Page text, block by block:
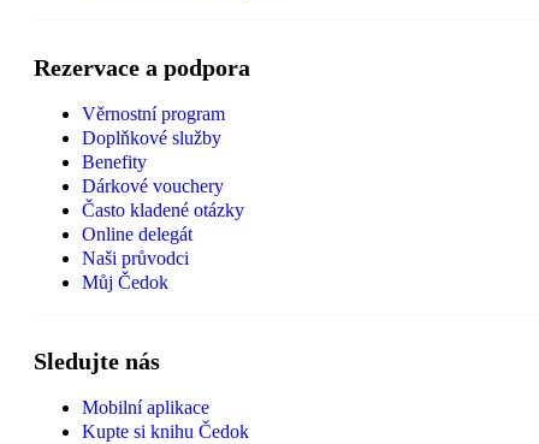
Rezervace a podpora
Věrnostní program
Doplňkové služby
Benefity
Dárkové vouchery
Často kladené otázky
Online delegát
Naši průvodci
Můj Čedok
Sledujte nás
Mobilní aplikace
Kupte si knihu Čedok